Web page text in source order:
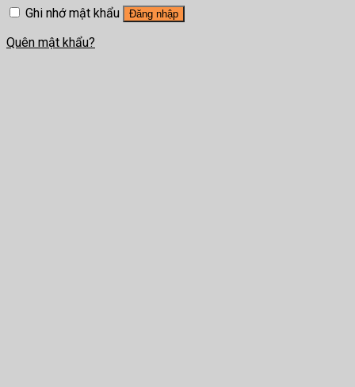
Ghi nhớ mật khẩu
Đăng nhập
Quên mật khẩu?